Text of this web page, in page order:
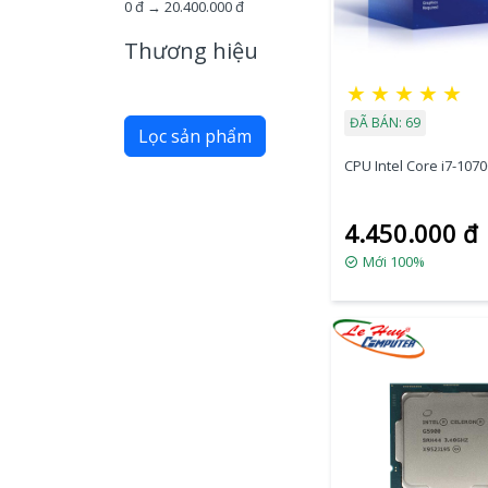
0đ → 20.400.000đ
Thương hiệu
Lọc sản phẩm
★ ★ ★ ★ ★
ĐÃ BÁN: 69
CPU Intel Core i7-
4.450.000 đ
Mới 100%